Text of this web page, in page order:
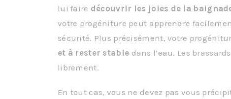
lui faire découvrir les joies de la
votre progéniture peut apprendre
sécurité. Plus précisément, votre
et à rester stable dans l’eau. Les
librement.
En tout cas, vous ne devez pas vous